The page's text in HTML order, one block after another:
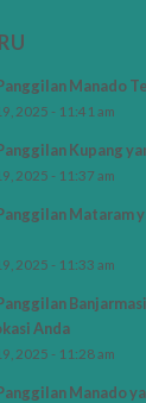
Manado
2025 - 11:41 am
Kupang
2025 - 11:37 am
Mataram
2025 - 11:33 am
Anda
2025 - 11:28 am
Manado